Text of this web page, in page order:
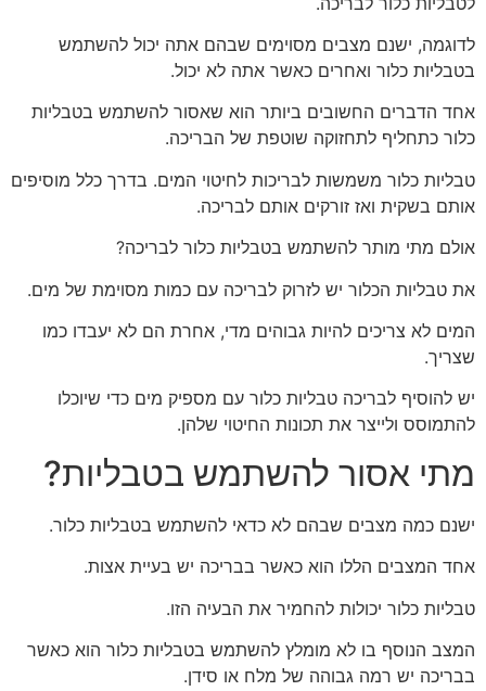
לדוגמה, ישנם מצבים מסוימים שבהם אתה יכול להשתמש
בטבליות כלור ואחרים כאשר אתה לא יכול.
אחד הדברים החשובים ביותר הוא שאסור להשתמש בטבליות
כלור כתחליף לתחזוקה שוטפת של הבריכה.
טבליות כלור משמשות לבריכות לחיטוי המים. בדרך כלל מוסיפים
אותם בשקית ואז זורקים אותם לבריכה.
אולם מתי מותר להשתמש בטבליות כלור לבריכה?
את טבליות הכלור יש לזרוק לבריכה עם כמות מסוימת של מים.
המים לא צריכים להיות גבוהים מדי, אחרת הם לא יעבדו כמו
שצריך.
יש להוסיף לבריכה טבליות כלור עם מספיק מים כדי שיוכלו
להתמוסס ולייצר את תכונות החיטוי שלהן.
מתי אסור להשתמש בטבליות?
ישנם כמה מצבים שבהם לא כדאי להשתמש בטבליות כלור.
אחד המצבים הללו הוא כאשר בבריכה יש בעיית אצות.
טבליות כלור יכולות להחמיר את הבעיה הזו.
המצב הנוסף בו לא מומלץ להשתמש בטבליות כלור הוא כאשר
בבריכה יש רמה גבוהה של מלח או סידן.